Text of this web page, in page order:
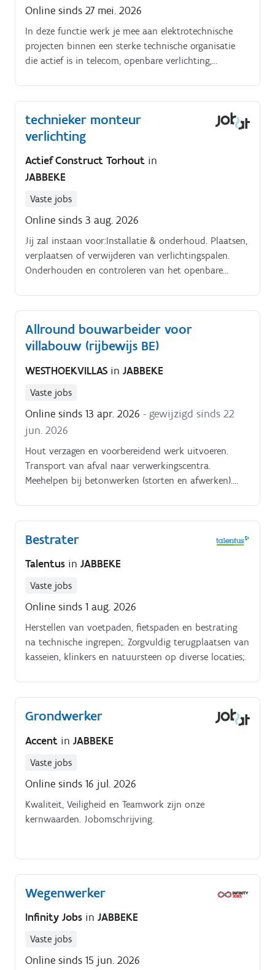
Online sinds 27 mei. 2026
In deze functie werk je mee aan elektrotechnische
projecten binnen een sterke technische organisatie
die actief is in telecom, openbare verlichting,
installaties. Je komt terecht in een omgeving waar
kwaliteit, veiligheid en teamwork geen slogan zijn,
maar echt de manier van werken.
technieker monteur
verlichting
Actief Construct Torhout in
JABBEKE
Vaste jobs
Online sinds 3 aug. 2026
Jij zal instaan voor:Installatie & onderhoud. Plaatsen,
verplaatsen of verwijderen van verlichtingspalen.
Onderhouden en controleren van het openbare
Allround bouwarbeider voor
villabouw (rijbewijs BE)
WESTHOEKVILLAS in JABBEKE
Vaste jobs
Online sinds 13 apr. 2026 - gewijzigd sinds 22
jun. 2026
Hout verzagen en voorbereidend werk uitvoeren.
Transport van afval naar verwerkingscentra.
Meehelpen bij betonwerken (storten en afwerken).
Bestrater
Talentus in JABBEKE
Vaste jobs
Online sinds 1 aug. 2026
Herstellen van voetpaden, fietspaden en bestrating
na technische ingrepen;. Zorgvuldig terugplaatsen van
kasseien, klinkers en natuursteen op diverse locaties;.
Grondwerker
Accent in JABBEKE
Vaste jobs
Online sinds 16 jul. 2026
Kwaliteit, Veiligheid en Teamwork zijn onze
kernwaarden. Jobomschrijving.
Wegenwerker
Infinity Jobs in JABBEKE
Vaste jobs
Online sinds 15 jun. 2026